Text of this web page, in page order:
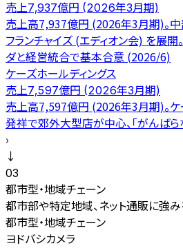
売上7,937億円 (2026年3月期)
売上高7,937億円 (2026年3月期)。中
フランチャイズ (エディオン会) を展開
ダと経営統合で基本合意 (2026/6)
ケーズホールディングス
売上7,597億円 (2026年3月期)
売上高7,597億円 (2026年3月期)。ケ
発祥で郊外大型店が中心、「がんば
›
↓
03
都市型・地域チェーン
都市部や特定地域、ネット通販に強
都市型・地域チェーン
ヨドバシカメラ